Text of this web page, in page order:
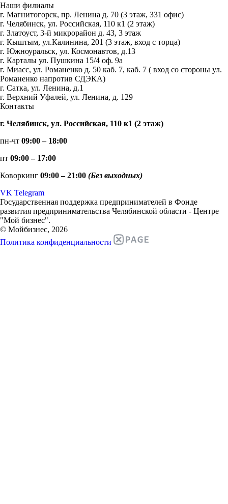
Наши филиалы
г. Магнитогорск, пр. Ленина д. 70 (3 этаж, 331 офис)
г. Челябинск, ул. Российская, 110 к1 (2 этаж)
г. Златоуст, 3-й микрорайон д. 43, 3 этаж
г. Кыштым, ул.Калинина, 201 (3 этаж, вход с торца)
г. Южноуральск, ул. Космонавтов, д.13
г. Карталы ул. Пушкина 15/4 оф. 9а
г. Миасс, ул. Романенко д. 50 каб. 7, каб. 7 ( вход со стороны ул.
Романенко напротив СДЭКА)
г. Сатка, ул. Ленина, д.1
г. Верхний Уфалей, ул. Ленина, д. 129
Контакты
г. Челябинск, ул. Российская, 110 к1 (2 этаж)
пн-чт 09:00 – 18:00
пт 09:00 – 17:00
Коворкинг 09:00 – 21:00 (Без выходных)
VK Telegram
Государственная поддержка предпринимателей в Фонде
развития предпринимательства Челябинской области - Центре
"Мой бизнес".
© Мойбизнес, 2026
Политика конфиденциальности